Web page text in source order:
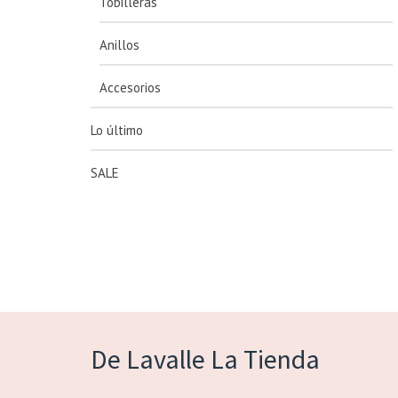
Anillos
Accesorios
Lo último
SALE
De Lavalle La Tienda